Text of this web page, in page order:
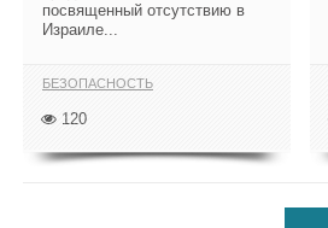
посвященный отсутствию в
Израиле...
БЕЗОПАСНОСТЬ
120